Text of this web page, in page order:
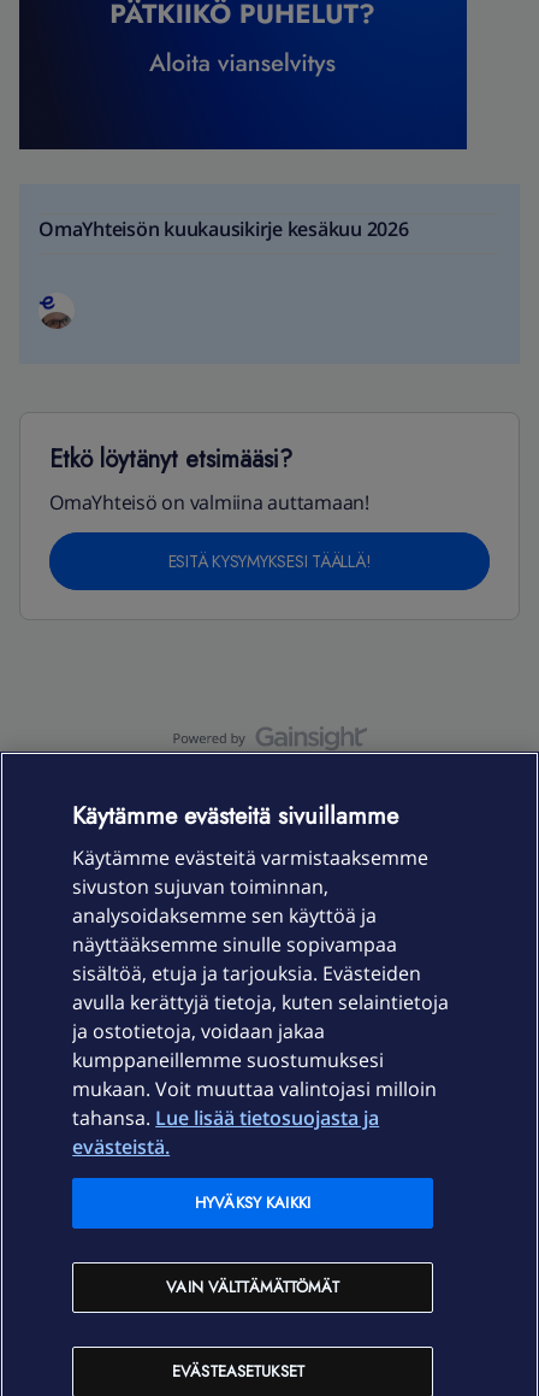
OmaYhteisön kuukausikirje kesäkuu 2026
Etkö löytänyt etsimääsi?
OmaYhteisö on valmiina auttamaan!
ESITÄ KYSYMYKSESI TÄÄLLÄ!
Laitteet & liittymät
Palvelut
Ajankohtaista
Elisa Oyj
In English
Käytämme evästeitä sivuillamme
Käytämme evästeitä varmistaaksemme
sivuston sujuvan toiminnan,
analysoidaksemme sen käyttöä ja
näyttääksemme sinulle sopivampaa
sisältöä, etuja ja tarjouksia. Evästeiden
avulla kerättyjä tietoja, kuten selaintietoja
ja ostotietoja, voidaan jakaa
kumppaneillemme suostumuksesi
mukaan. Voit muuttaa valintojasi milloin
tahansa. Lue lisää tietosuojasta ja
evästeistä.
EVÄSTEASETUKSET
VAIN VÄLTTÄMÄTTÖMÄT
HYVÄKSY KAIKKI